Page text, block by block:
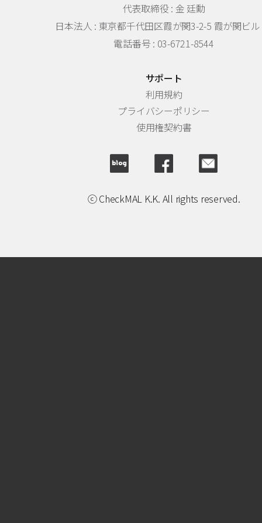
代表取締役 : 金 廷勳
日本法人 : 東京都千代田区霞が関3-2-5 霞が関ビル
電話番号 : 03-6721-8544
サポート
利用規約
プライバシーポリシー
使用権契約書
ⓒ CheckMAL K.K. All rights reserved.